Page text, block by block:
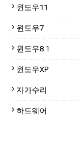
윈도우11
윈도우7
윈도우8.1
윈도우XP
자가수리
하드웨어